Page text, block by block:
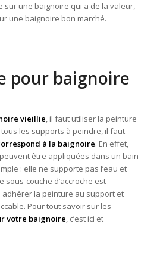
sur une baignoire qui a de la valeur,
une baignoire bon marché.
pour baignoire
vieillie, il faut utiliser la peinture
les supports à peindre, il faut
à la baignoire. En effet,
être appliquées dans un bain
: elle ne supporte pas l’eau et
sous-couche d’accroche est
la peinture au support et
Pour tout savoir sur les
votre baignoire, c’est ici et